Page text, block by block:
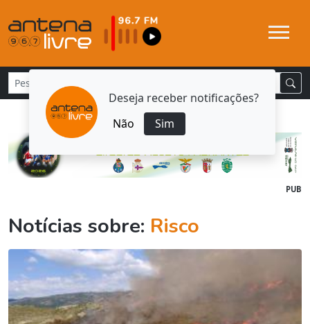
Deseja receber notificações?
Não
Sim
PUB
Notícias sobre: Risco